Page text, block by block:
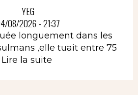
YEG
08/2026 - 21:37
longuement dans les
,elle tuait entre 75
Lire la suite